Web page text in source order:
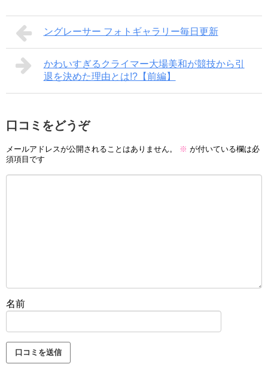
ングレーサー フォトギャラリー毎日更新
かわいすぎるクライマー大場美和が競技から引
退を決めた理由とは!?【前編】
口コミをどうぞ
メールアドレスが公開されることはありません。 ※ が付いている欄は必
須項目です
名前